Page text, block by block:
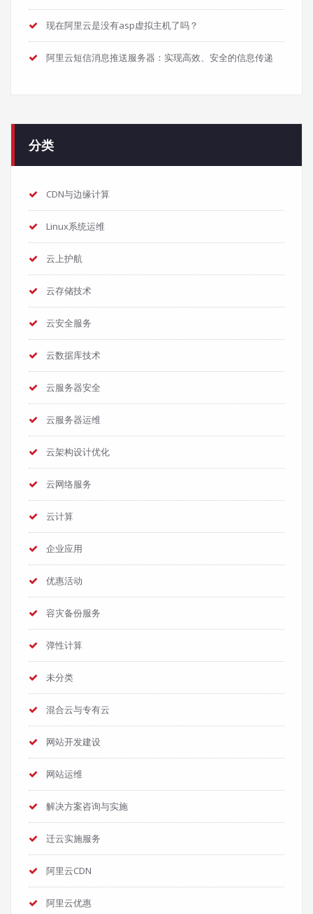
现在阿里云是没有asp虚拟主机了吗？
阿里云短信消息推送服务器：实现高效、安全的信息传递
分类
CDN与边缘计算
Linux系统运维
云上护航
云存储技术
云安全服务
云数据库技术
云服务器安全
云服务器运维
云架构设计优化
云网络服务
云计算
企业应用
优惠活动
容灾备份服务
弹性计算
未分类
混合云与专有云
网站开发建设
网站运维
解决方案咨询与实施
迁云实施服务
阿里云CDN
阿里云优惠